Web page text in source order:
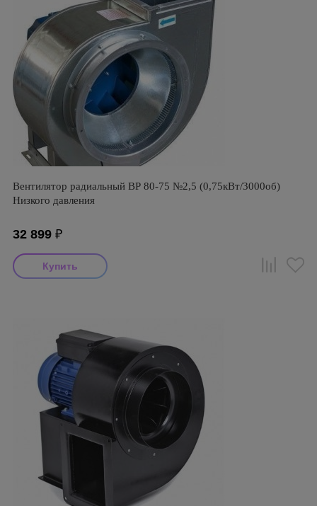
Вентилятор радиальный ВР 80-75 №2,5 (0,75кВт/3000об)
Низкого давления
32 899 ₽